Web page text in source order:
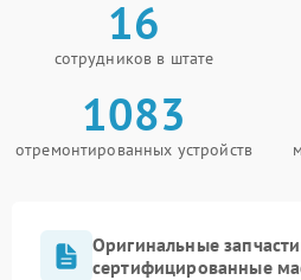
16
сотрудников в штате
1083
отремонтированных устройств
Оригинальные
сертифицированные